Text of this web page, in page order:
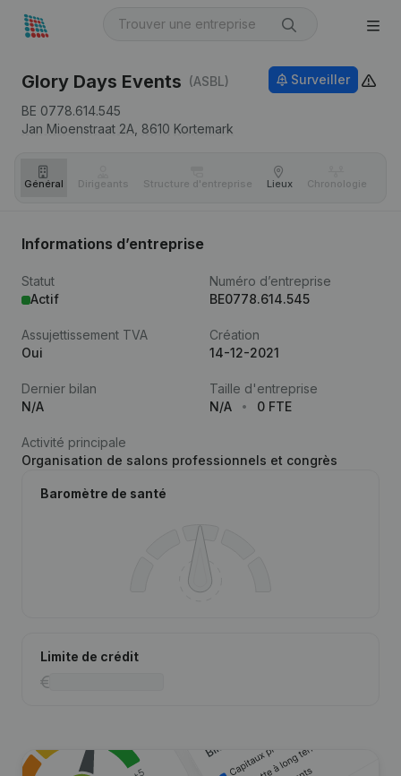
Glory Days Events (ASBL)
BE 0778.614.545
Jan Mioenstraat 2A, 8610 Kortemark
Surveiller
Général Dirigeants Structure d'entreprise Lieux Chronologie
Informations d’entreprise
Statut
Actif
Numéro d’entreprise
BE0778.614.545
Assujettissement TVA
Oui
Création
14-12-2021
Dernier bilan
N/A
Taille d'entreprise
N/A
0 FTE
Activité principale
Organisation de salons professionnels et congrès
Baromètre de santé
Limite de crédit